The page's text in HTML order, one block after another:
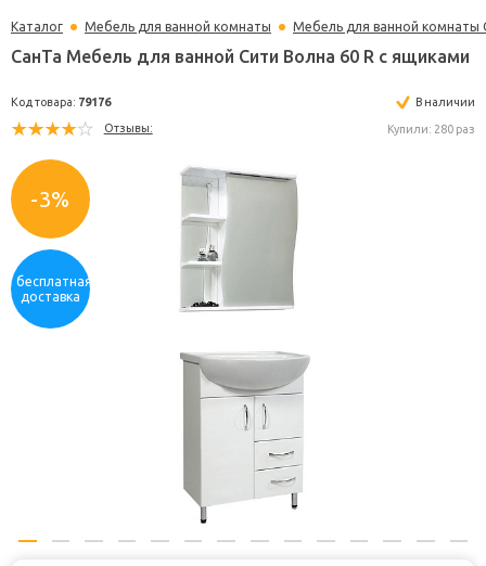
Каталог Мебель для ванной комнаты Мебель для ванной комнаты
-3%
бесплатная
доставка
СанТа Мебель для ванной Сити Волна 60 R с